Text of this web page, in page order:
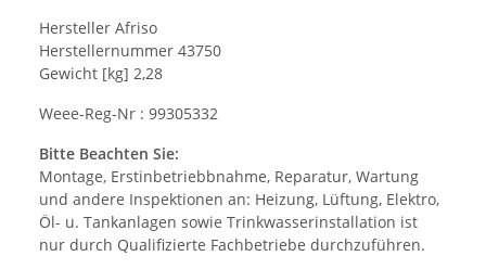
Hersteller Afriso
Herstellernummer 43750
Gewicht [kg] 2,28
Weee-Reg-Nr : 99305332
Bitte Beachten Sie:
Montage, Erstinbetriebbnahme, Reparatur, Wartung
und andere Inspektionen an: Heizung, Lüftung, Elektro,
Öl- u. Tankanlagen sowie Trinkwasserinstallation ist
nur durch Qualifizierte Fachbetriebe durchzuführen.